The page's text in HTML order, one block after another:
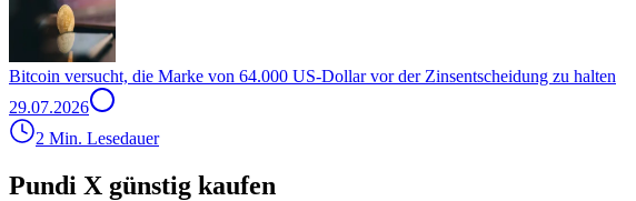
Bitcoin versucht, die Marke von 64.000 US-Dollar vor der Zinsentscheidung zu halten
29.07.2026
2 Min. Lesedauer
Pundi X günstig kaufen